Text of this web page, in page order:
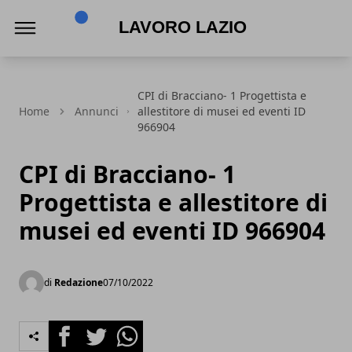
Home Annunci
CPI di Bracciano- 1 Progettista e
allestitore di musei ed eventi ID
966904
CPI di Bracciano- 1
Progettista e allestitore di
musei ed eventi ID 966904
di Redazione07/10/2022
FacebookTwitterWhatsapp